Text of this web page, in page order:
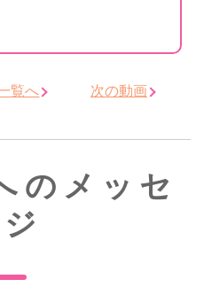
覧へ 次の動画
のメッセ